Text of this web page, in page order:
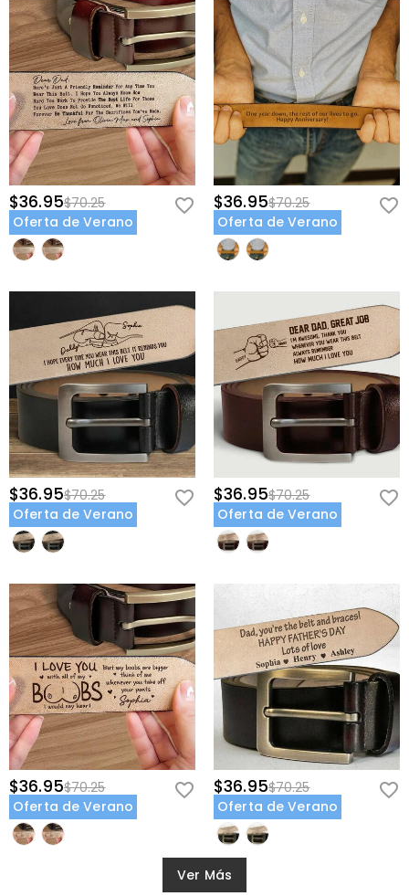
$36.95$70.25
Oferta de Verano
$36.95$70.25
Oferta de Verano
$36.95$70.25
Oferta de Verano
$36.95$70.25
Oferta de Verano
$36.95$70.25
Oferta de Verano
$36.95$70.25
Oferta de Verano
Ver Más